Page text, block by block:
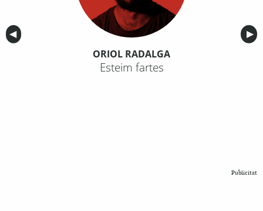
Anterior
◀︎ ▶︎
ORIOL RADALGA
Esteim fartes
Publicitat